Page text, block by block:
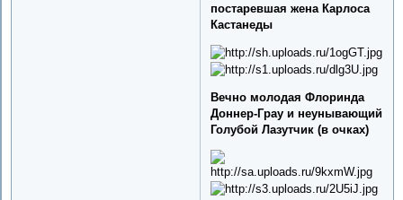
постаревшая жена Карлоса
Кастанеды
Вечно молодая Флоринда
Доннер-Грау и неунывающий
Голубой Лазутчик (в очках)